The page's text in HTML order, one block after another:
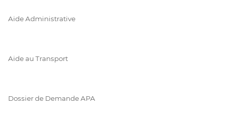
Aide Administrative
Aide au Transport
Dossier de Demande APA